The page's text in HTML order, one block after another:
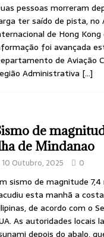
pessoas morreram
ter saído de pista, no
de Hong
foi avançada
de Aviação
Administrativa […]
de
de Mindanao
10 Outubro, 2025 0
sismo de magnitude
esta manhã a
de acordo com o
As autoridades locais
depois do abalo,